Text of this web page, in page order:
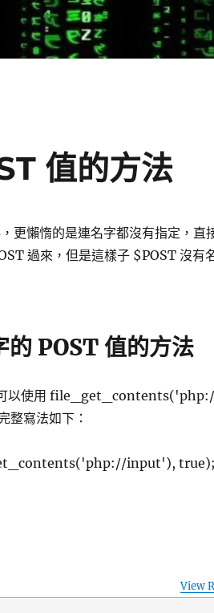
值的方法
更懶惰的是連名字都沒有指定，直
過來，但是這樣子 $POST 沒有
POST 值的方法
可以使用
寫法如下：
input'), true);
View